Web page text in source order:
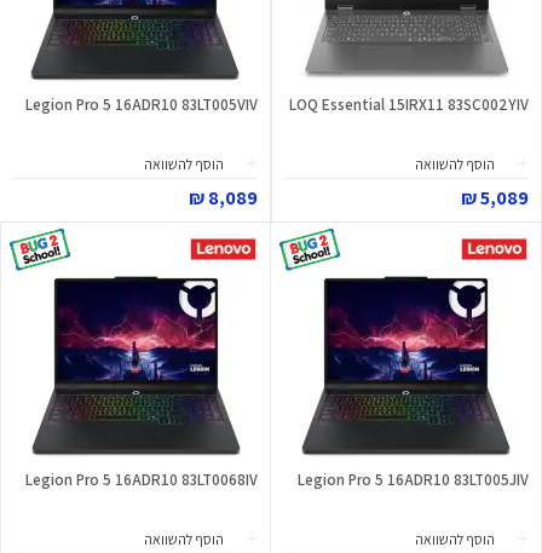
LOQ Essential 15IRX11 83SC002YIV
הוסף להשוואה
5,089 ₪
Legion Pro 5 16ADR10 83LT005VIV
הוסף להשוואה
8,089 ₪
Legion Pro 5 16ADR10 83LT005JIV
הוסף להשוואה
Legion Pro 5 16ADR10 83LT0068IV
הוסף להשוואה